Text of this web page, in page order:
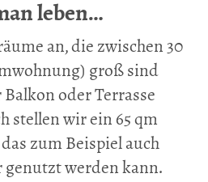
leben…
an, die zwischen 30
groß sind
oder Terrasse
stellen wir ein 65 qm
zum Beispiel auch
genutzt werden kann.